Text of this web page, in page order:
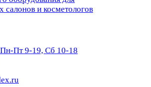
Пн-Пт 9-19, Сб 10-18